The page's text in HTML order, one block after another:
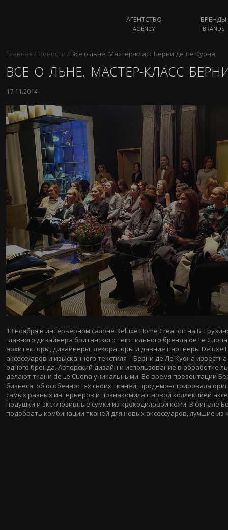
АГЕНТСТВО
AGENCY
БРЕНДЫ
BRANDS
Главная / Новости / Все о льне. Мастер-класс Берни де Ле Куона
ВСЕ О ЛЬНЕ. МАСТЕР-КЛАСС
17.11.2014
13 ноября в интерьерном салоне Deluxe Home Creation на Б.
главного дизайнера британского текстильного бренда de Le
архитекторы, дизайнеры, декораторы и давние партнеры Deluxe
аксессуаров и изысканного текстиля – Берни де Ле Куона
одного бренда. Авторский дизайн и использование в обработке
делают ткани de Le Cuona уникальными. Во время презентации
бизнеса, об особенностях своих тканей, продемонстрировала
самых разных интерьеров и познакомила с новой коллекцией
подушки и эксклюзивные сумки из крокодиловой кожи. В финале
подобрать комбинации тканей для новых аксессуаров, лучшие